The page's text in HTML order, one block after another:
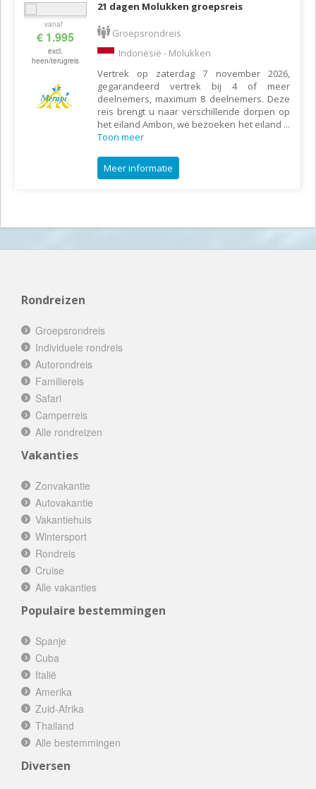
vanaf
€ 1.995
excl.
heen/terugreis
21 dagen Molukken groepsreis
Groepsrondreis
Indonesië - Molukken
Vertrek op zaterdag 7 november 2026,
gegarandeerd vertrek bij 4 of meer
deelnemers, maximum 8 deelnemers. Deze
reis brengt u naar verschillende dorpen op
het eiland Ambon, we bezoeken het eiland ...
Toon meer
Meer informatie
Rondreizen
Groepsrondreis
Individuele rondreis
Autorondreis
Familiereis
Safari
Camperreis
Alle rondreizen
Vakanties
Zonvakantie
Autovakantie
Vakantiehuis
Wintersport
Rondreis
Cruise
Alle vakanties
Populaire bestemmingen
Spanje
Cuba
Italië
Amerika
Zuid-Afrika
Thailand
Alle bestemmingen
Diversen